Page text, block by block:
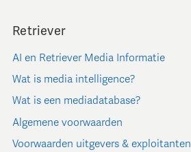
Retriever
AI en Retriever Media Informatie
Wat is media intelligence?
Wat is een mediadatabase?
Algemene voorwaarden
Voorwaarden uitgevers & exploitanten